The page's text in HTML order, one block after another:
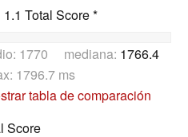
Total Score *
1770 mediana: 1766.4
1796.7 ms
tabla de comparación
Score